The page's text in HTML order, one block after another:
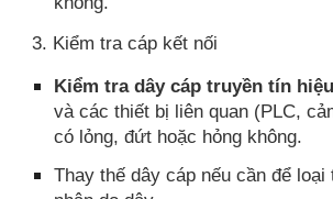
3. Kiểm tra cáp kết nối
Kiểm tra dây cáp truyền tín hiệu
và các thiết bị liên quan (PLC,
có lỏng, đứt hoặc hỏng không.
Thay thế dây cáp nếu cần để loại